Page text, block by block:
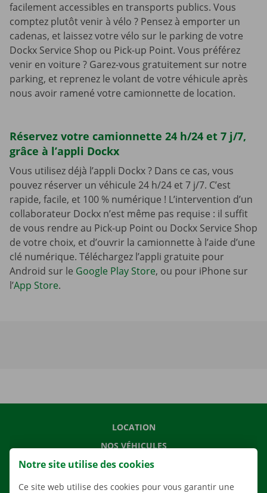
facilement accessibles en transports publics. Vous
comptez plutôt venir à vélo ? Pensez à emporter un
cadenas, et laissez votre vélo sur le parking de votre
Dockx Service Shop ou Pick-up Point. Vous préférez
venir en voiture ? Garez-vous gratuitement sur notre
parking, et reprenez le volant de votre véhicule après
nous avoir ramené votre camionnette de location.
Réservez votre camionnette 24 h/24 et 7 j/7,
grâce à l’appli Dockx
Vous utilisez déjà l’appli Dockx ? Dans ce cas, vous
pouvez réserver un véhicule 24 h/24 et 7 j/7. C’est
rapide, facile, et 100 % numérique ! L’intervention d’un
collaborateur Dockx n’est même pas requise : il suffit
de vous rendre au Pick-up Point ou Dockx Service Shop
de votre choix, et d’ouvrir la camionnette à l’aide d’une
clé numérique. Téléchargez l’appli gratuite pour
Android sur le Google Play Store, ou pour iPhone sur
l’App Store.
LOCATION
NOS VÉHICULES
NOS SERVICES
AGENCES
Notre site utilise des cookies
Ce site web utilise des cookies pour vous garantir une